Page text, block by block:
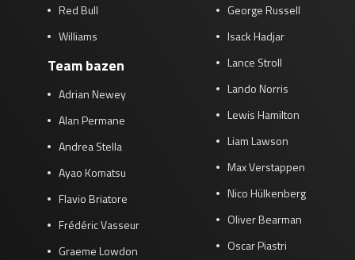
Red Bull
Williams
Team bazen
Adrian Newey
Alan Permane
Andrea Stella
Ayao Komatsu
Flavio Briatore
Frédéric Vasseur
Graeme Lowdon
George Russell
Isack Hadjar
Lance Stroll
Lando Norris
Lewis Hamilton
Liam Lawson
Max Verstappen
Nico Hülkenberg
Oliver Bearman
Oscar Piastri